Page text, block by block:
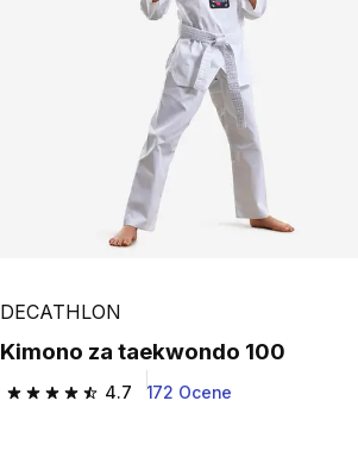
Play Video
DECATHLON
Kimono za taekwondo 100
4.7
4.7 od 5 zvezdic from 172 ocene
172 Ocene